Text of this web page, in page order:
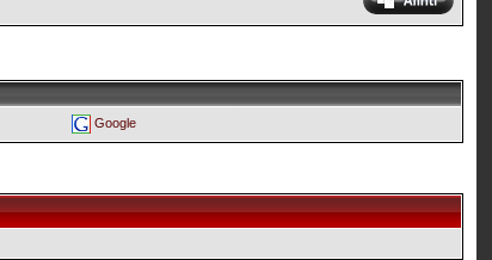
Google